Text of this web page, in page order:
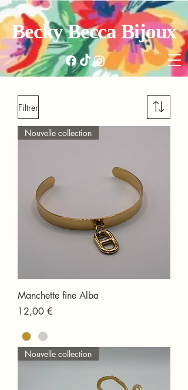
Becky Becca Bijoux
Filtrer
Nouvelle collection
Manchette fine Alba
Prix
12,00 €
Nouvelle collection